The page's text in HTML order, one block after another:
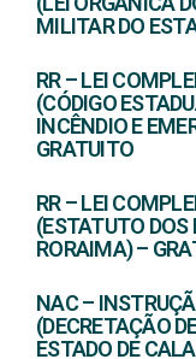
MILITAR DO
RR – LEI
(CÓDIGO
INCÊNDIO E
GRATUITO
RR – LEI
(ESTATUTO DOS
RORAIMA) –
NAC –
(DECRETAÇÃO
ESTADO DE